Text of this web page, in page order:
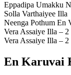
Eppadipa Umakku
Solla Varthaiyee Illa
Neenga Pothum En
Vera Assaiye Illa – 2
Vera Assaiye Illa – 2
En Karuvai